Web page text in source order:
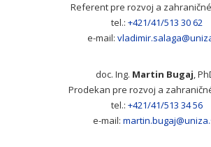
Referent pre rozvoj a
tel.: +421/41/513 30 62
e-mail:
doc. Ing. Martin Bugaj,
Prodekan pre rozvoj a
tel.: +421/41/513 34 56
e-mail: